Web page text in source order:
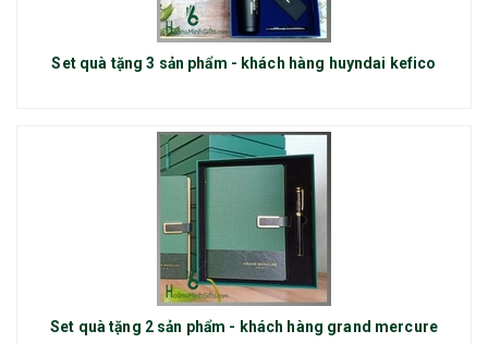
Set quà tặng 3 sản phẩm - khách hàng huyndai kefico
Set quà tặng 2 sản phẩm - khách hàng grand mercure